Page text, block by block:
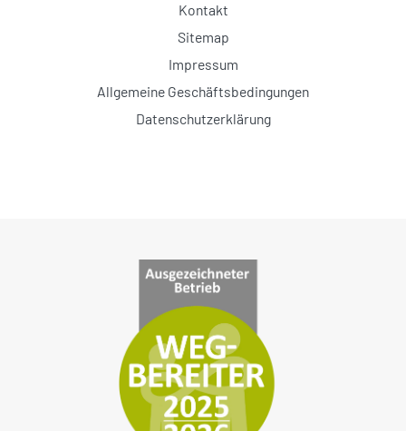
Kontakt
Sitemap
Impressum
Allgemeine Geschäftsbedingungen
Datenschutzerklärung